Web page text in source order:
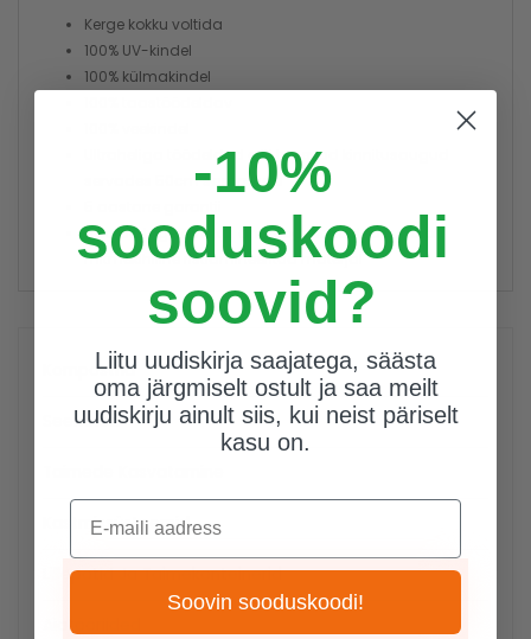
Kompostrid
Seemned
Kastmissüsteemid
Lillepotid Ja Taimekonteinerid
Aiatööriided
Kerge kokku voltida
100% UV-kindel
100% külmakindel
Ultraheliga töödeldud eriti tugevad kinnitusaugud
servades 50cm sammuga
5 korda tugevam kui analoogsed tooted kuna on
mitmekihiline ristlamineeritud materjal
-10%
sooduskoodi
soovid?
Liitu uudiskirja saajatega, säästa
oma järgmiselt ostult ja saa meilt
uudiskirju ainult siis, kui neist päriselt
kasu on.
E-maili aadress
Soovin sooduskoodi!